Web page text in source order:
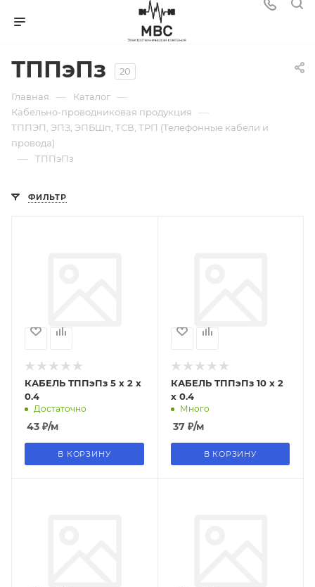
ТППэПз 20
Главная — Каталог —
Кабельно-проводниковая продукция —
ТППЭП, ЭПЗ, ЭПБШп, ТСВ, ТРП (Телефонные кабели и
провода)
— ТППэПз
ФИЛЬТР
КАБЕЛЬ ТППэПз 5 х 2 х
0.4
Достаточно
43 ₽/м
В КОРЗИНУ
КАБЕЛЬ ТППэПз 10 х 2
х 0.4
Много
37₽/м
В КОРЗИНУ